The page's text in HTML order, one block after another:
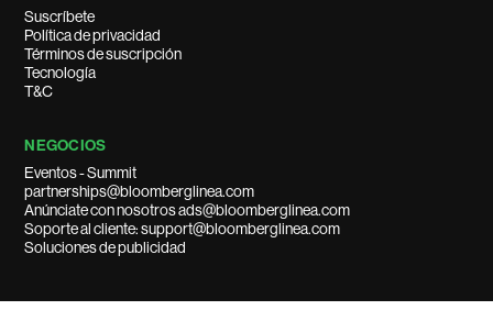
Suscríbete
Política de privacidad
Términos de suscripción
Tecnología
T&C
NEGOCIOS
Eventos - Summit
partnerships@bloomberglinea.com
Anúnciate con nosotros ads@bloomberglinea.com
Soporte al cliente: support@bloomberglinea.com
Soluciones de publicidad